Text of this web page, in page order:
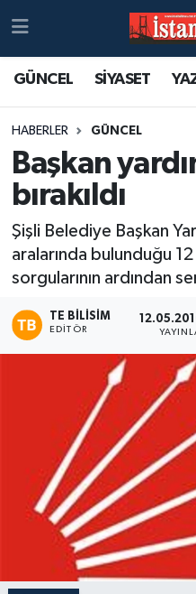
GÜNCEL SİYASET
HABERLER GÜNCEL
Başkan
bırakıldı
Şişli Belediye Başkan
aralarında bulunduğu
sorgularının ardından
TE BILISIM
EDITÖR